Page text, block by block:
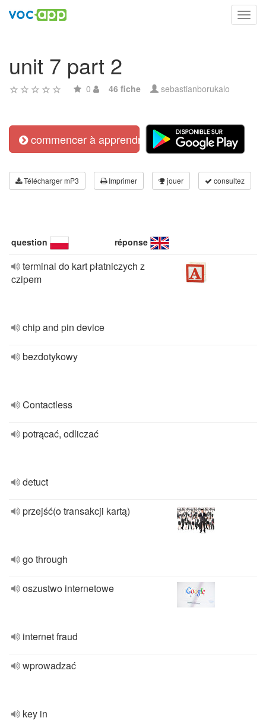
unit 7 part 2
0 46 fiche sebastianborukalo
commencer à apprendre
Télécharger mP3 Imprimer jouer consultez
question réponse
terminal do kart płatniczych z
czipem
chip and pin device
bezdotykowy
Contactless
potrącać, odliczać
detuct
przejść(o transakcji kartą)
go through
oszustwo internetowe
internet fraud
wprowadzać
key in